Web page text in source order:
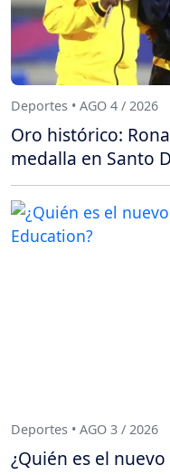
Deportes • AGO 4 / 2026
Oro histórico:
medalla en Santo
Deportes • AGO 3 / 2026
¿Quién es el